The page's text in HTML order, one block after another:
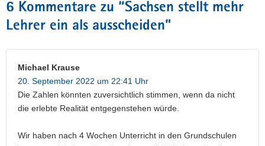
6 Kommentare zu “Sachsen stellt mehr
Lehrer ein als ausscheiden”
Michael Krause
20. September 2022 um 22:41 Uhr
Die Zahlen könnten zuversichtlich stimmen, wenn da nicht
die erlebte Realität entgegenstehen würde.
Wir haben nach 4 Wochen Unterricht in den Grundschulen